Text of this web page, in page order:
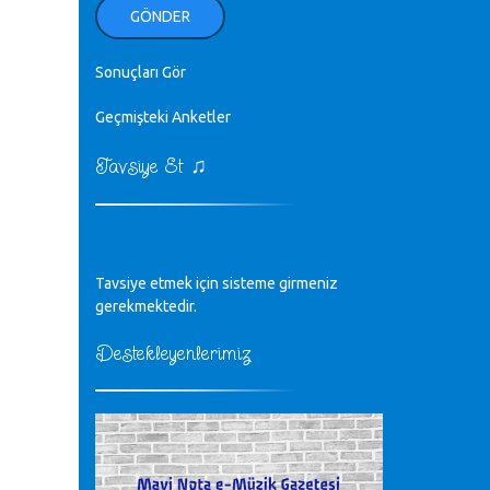
ellerinden benim için öpün.
Kurtuluş Çelebi - 07.01.2023
♪
Mavi Nota - 24.11.2022
♪
Biliyorum Cüneyt bey, yazımda da
♪
sayın müfit bey bilgilerinizi kontrol
edi 6440 sayılı cso kurulrş kanununda
GÖNDER
Sonuçları Gör
Geçmişteki Anketler
Tavsiye Et ♫
Tavsiye etmek için sisteme girmeniz
gerekmektedir.
Destekleyenlerimiz